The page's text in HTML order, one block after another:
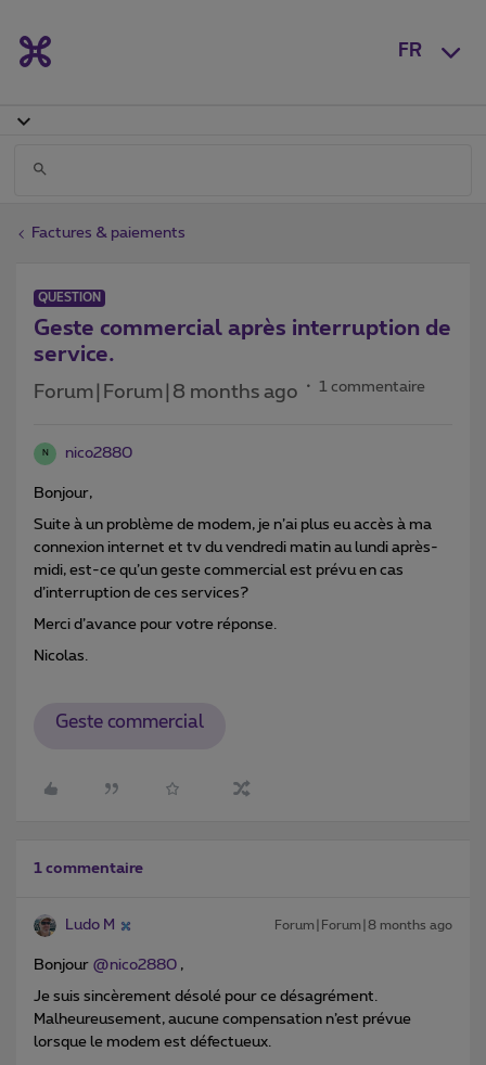
FR
Factures & paiements
QUESTION
Geste commercial après interruption de
service.
Forum|Forum|8 months ago 1 commentaire
N nico2880
Bonjour,
Suite à un problème de modem, je n’ai plus eu accès à ma
connexion internet et tv du vendredi matin au lundi après-
midi, est-ce qu’un geste commercial est prévu en cas
d’interruption de ces services?
Merci d’avance pour votre réponse.
Nicolas.
Geste commercial
1 commentaire
Ludo M Forum|Forum|8 months ago
Bonjour ​ @nico2880 ,
Je suis sincèrement désolé pour ce désagrément.
Malheureusement, aucune compensation n’est prévue
lorsque le modem est défectueux.